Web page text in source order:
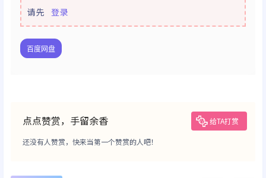
请先 登录
百度网盘
点点赞赏，手留余香 给TA打赏
还没有人赞赏，快来当第一个赞赏的人吧！